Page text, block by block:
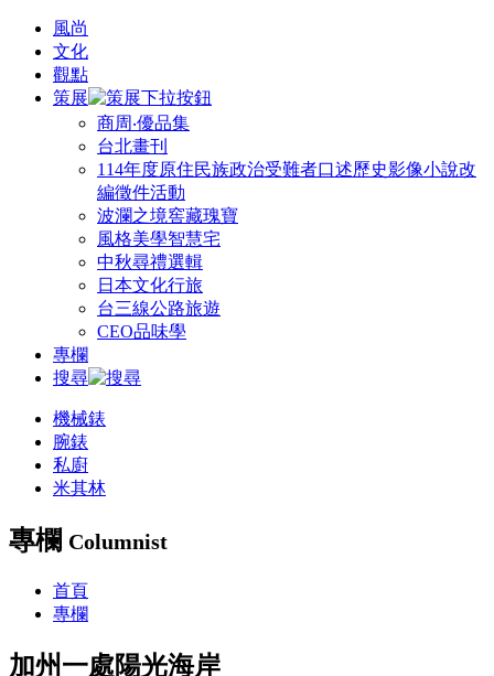
風尚
文化
觀點
策展
商周‧優品集
台北畫刊
114年度原住民族政治受難者口述歷史影像小說改
編徵件活動
波瀾之境窖藏瑰寶
風格美學智慧宅
中秋尋禮選輯
日本文化行旅
台三線公路旅遊
CEO品味學
專欄
搜尋
機械錶
腕錶
私廚
米其林
專欄 Columnist
首頁
專欄
加州一處陽光海岸